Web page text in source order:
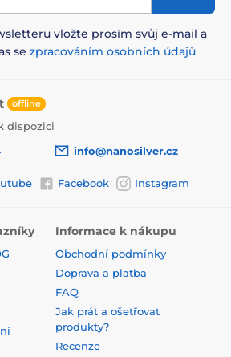
vložte prosím svůj e-mail a
se zpracováním osobních údajů
offline
dispozici
info@nanosilver.cz
Facebook Instagram
Informace k nákupu
Obchodní podmínky
Doprava a platba
FAQ
Jak prát a ošetřovat
produkty?
Recenze